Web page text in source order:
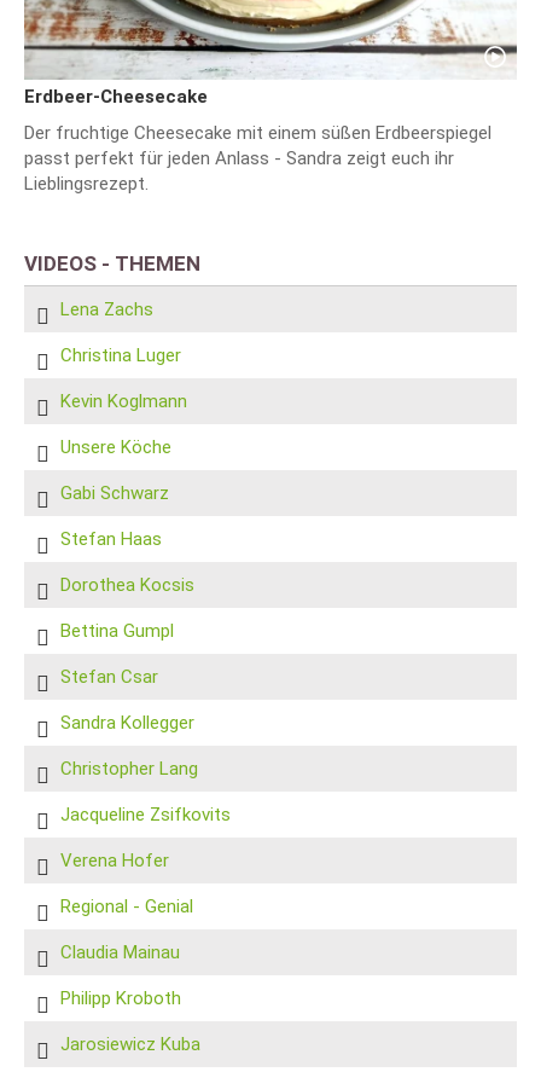
Erdbeer-Cheesecake
Der fruchtige Cheesecake mit einem süßen Erdbeerspiegel
passt perfekt für jeden Anlass - Sandra zeigt euch ihr
Lieblingsrezept.
VIDEOS - THEMEN
Lena Zachs
Christina Luger
Kevin Koglmann
Unsere Köche
Gabi Schwarz
Stefan Haas
Dorothea Kocsis
Bettina Gumpl
Stefan Csar
Sandra Kollegger
Christopher Lang
Jacqueline Zsifkovits
Verena Hofer
Regional - Genial
Claudia Mainau
Philipp Kroboth
Jarosiewicz Kuba